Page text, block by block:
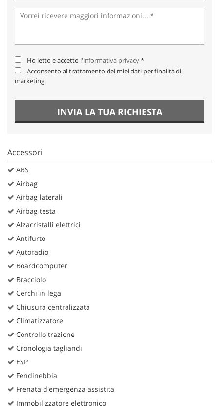
Ho letto e accetto l'informativa privacy*
Acconsento al trattamento dei miei dati per finalità di
marketing
INVIA LA TUA RICHIESTA
Accessori
ABS
Airbag
Airbag laterali
Airbag testa
Alzacristalli elettrici
Antifurto
Autoradio
Boardcomputer
Bracciolo
Cerchi in lega
Chiusura centralizzata
Climatizzatore
Controllo trazione
Cronologia tagliandi
ESP
Fendinebbia
Frenata d'emergenza assistita
Immobilizzatore elettronico